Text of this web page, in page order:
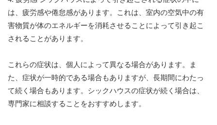
は、疲労感や倦怠感があります。これは、室内の空気中の有
害物質が体のエネルギーを消耗させることによって引き起こ
されることがあります。
これらの症状は、個人によって異なる場合があります。ま
た、症状が一時的である場合もありますが、長期間にわたっ
て続く場合もあります。シックハウスの症状が続く場合は、
専門家に相談することをおすすめします。